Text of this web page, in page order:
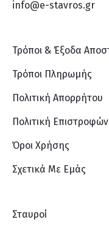
info@e-stavros.gr
Τρόποι & Έξοδα
Τρόποι Πληρωμής
Πολιτική Απορρήτου
Πολιτική Επιστροφών
Όροι Χρήσης
Σχετικά Με Eμάς
Σταυροί